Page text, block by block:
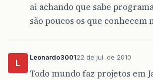
ai achando que sabe
são poucos os que conhecem
L
Leonardo300122 de jul. de 2010
Todo mundo faz projetos em